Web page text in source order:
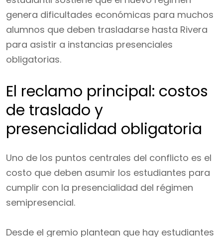
genera dificultades económicas para muchos
alumnos que deben trasladarse hasta Rivera
para asistir a instancias presenciales
obligatorias.
El reclamo principal: costos
de traslado y
presencialidad obligatoria
Uno de los puntos centrales del conflicto es el
costo que deben asumir los estudiantes para
cumplir con la presencialidad del régimen
semipresencial.
Desde el gremio plantean que hay estudiantes